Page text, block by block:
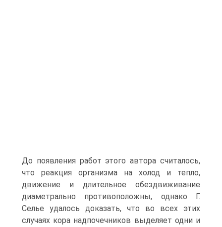
До появления работ этого автора считалось,
что реакция организма на холод и тепло,
движение и длительное обездвиживание
диаметрально противоположны, однако Г.
Селье удалось доказать, что во всех этих
случаях кора надпочечников выделяет одни и